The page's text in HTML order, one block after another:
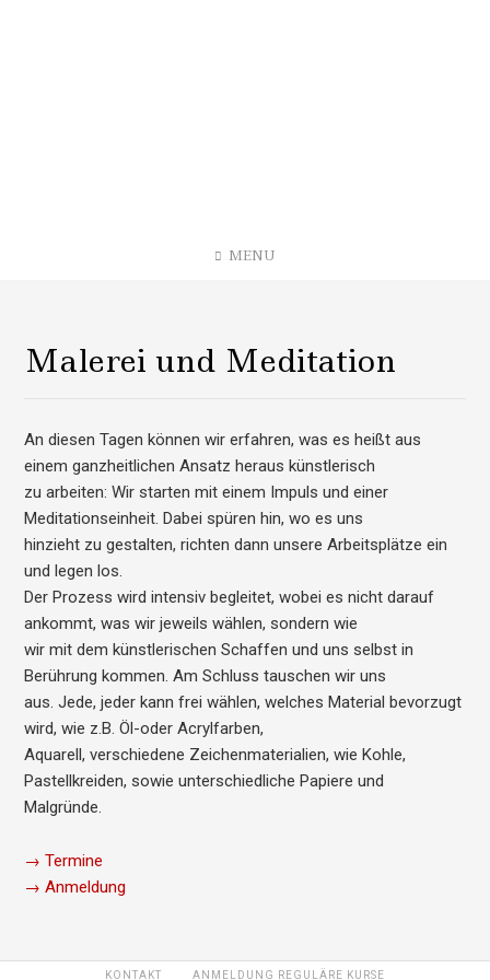
MENU
Malerei und Meditation
An diesen Tagen können wir erfahren, was es heißt aus
einem ganzheitlichen Ansatz heraus künstlerisch
zu arbeiten: Wir starten mit einem Impuls und einer
Meditationseinheit. Dabei spüren hin, wo es uns
hinzieht zu gestalten, richten dann unsere Arbeitsplätze ein
und legen los.
Der Prozess wird intensiv begleitet, wobei es nicht darauf
ankommt, was wir jeweils wählen, sondern wie
wir mit dem künstlerischen Schaffen und uns selbst in
Berührung kommen. Am Schluss tauschen wir uns
aus. Jede, jeder kann frei wählen, welches Material bevorzugt
wird, wie z.B. Öl-oder Acrylfarben,
Aquarell, verschiedene Zeichenmaterialien, wie Kohle,
Pastellkreiden, sowie unterschiedliche Papiere und
Malgründe.
→ Termine
→ Anmeldung
KONTAKT ANMELDUNG REGULÄRE KURSE